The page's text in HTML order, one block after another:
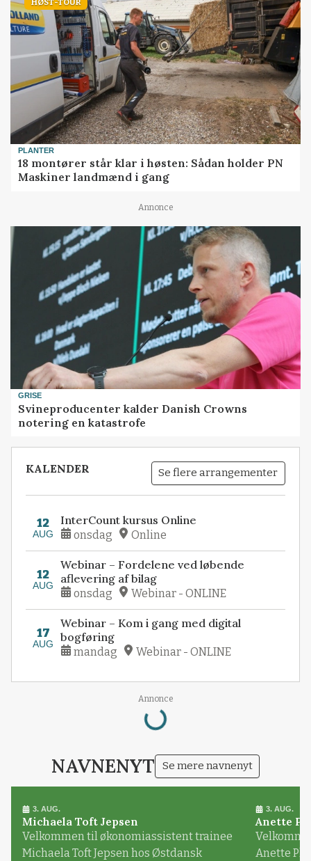
HØST-TOUR
PLANTER
18 montører står klar i høsten: Sådan holder PN
Maskiner landmænd i gang
Annonce
GRISE
Svineproducenter kalder Danish Crowns
notering en katastrofe
KALENDER Se flere arrangementer
12
AUG
InterCount kursus Online
onsdag Online
12
AUG
Webinar – Fordelene ved løbende
aflevering af bilag
onsdag Webinar - ONLINE
17
AUG
Webinar – Kom i gang med digital
bogføring
mandag Webinar - ONLINE
Annonce
Loading...
NAVNENYT Se mere navnenyt
3. AUG.
Michaela Toft Jepsen
Velkommen til økonomiassistent trainee
Michaela Toft Jepsen hos Østdansk
3. AUG.
Anette
Anette